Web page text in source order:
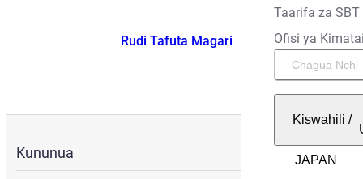
Taarifa za SBT
Ofisi ya
Kiswahili /
Rudi Tafuta Magari
Kununua